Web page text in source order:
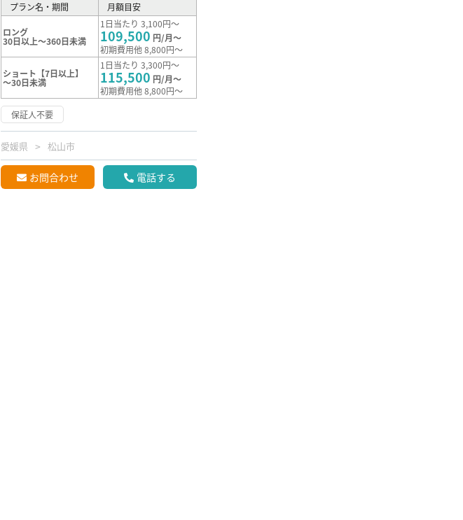
プラン名・期間 月額目安
ロング
30日以上～360日未満
1日当たり 3,100円～
109,500 円/月～
初期費用他 8,800円～
ショート【7日以上】
～30日未満
1日当たり 3,300円～
115,500 円/月～
初期費用他 8,800円～
保証人不要
愛媛県 松山市
お問合わせ 電話する